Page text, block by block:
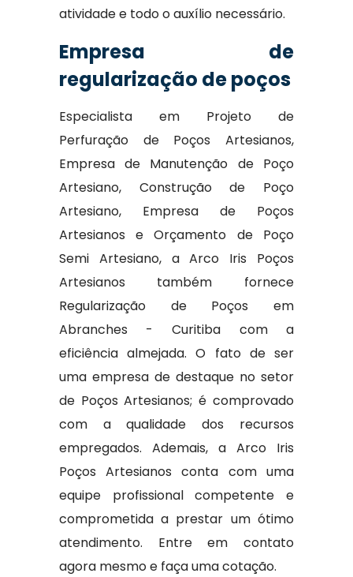
atividade e todo o auxílio necessário.
Empresa de
regularização de poços
Especialista em Projeto de
Perfuração de Poços Artesianos,
Empresa de Manutenção de Poço
Artesiano, Construção de Poço
Artesiano, Empresa de Poços
Artesianos e Orçamento de Poço
Semi Artesiano, a Arco Iris Poços
Artesianos também fornece
Regularização de Poços em
Abranches - Curitiba com a
eficiência almejada. O fato de ser
uma empresa de destaque no setor
de Poços Artesianos; é comprovado
com a qualidade dos recursos
empregados. Ademais, a Arco Iris
Poços Artesianos conta com uma
equipe profissional competente e
comprometida a prestar um ótimo
atendimento. Entre em contato
agora mesmo e faça uma cotação.